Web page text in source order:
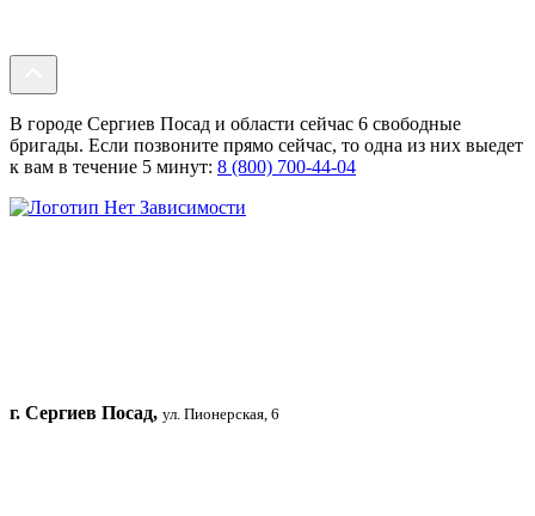
В городе Сергиев Посад и области сейчас 6 свободные
бригады. Если позвоните прямо сейчас, то одна из них выедет
к вам в течение 5 минут: 8 (800) 700-44-04
г. Сергиев Посад, ул. Пионерская, 6